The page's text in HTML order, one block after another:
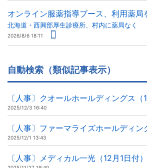
オンライン服薬指導ブース、利用薬局
北海道・西興部厚生診療所、村内に薬局なく
2026/8/6 18:11
自動検索（類似記事表示）
〔人事〕クオールホールディングス（1
2025/12/3 16:40
〔人事〕ファーマライズホールディン
2025/12/1 13:43
〔人事〕メディカル一光（12月1日付）